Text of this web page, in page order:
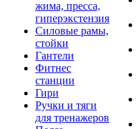
жима, пресса,
гиперэкстензия
Силовые рамы,
стойки
Гантели
Фитнес
станции
Гири
Ручки и тяги
для тренажеров